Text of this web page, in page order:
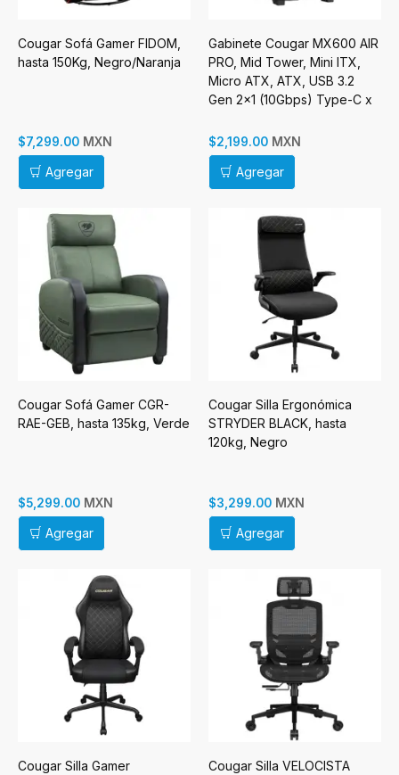
Cougar Sofá Gamer FIDOM,
hasta 150Kg, Negro/Naranja
$7,299.00 MXN
Agregar
Gabinete Cougar MX600 AIR
PRO, Mid Tower, Mini ITX,
Micro ATX, ATX, USB 3.2
Gen 2x1 (10Gbps) Type-C x
Fuenten, Negro
$2,199.00 MXN
Agregar
Cougar Sofá Gamer CGR-
RAE-GEB, hasta 135kg, Verde
$5,299.00 MXN
Agregar
Cougar Silla Ergonómica
STRYDER BLACK, hasta
120kg, Negro
$3,299.00 MXN
Agregar
Cougar Silla Gamer
Cougar Silla VELOCISTA